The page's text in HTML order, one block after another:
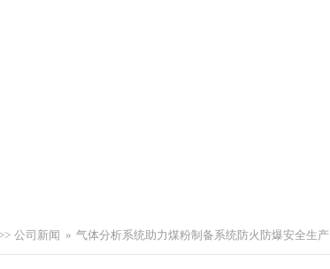
公司新闻 » 气体分析系统助力煤粉制备系统防火防爆安全生产